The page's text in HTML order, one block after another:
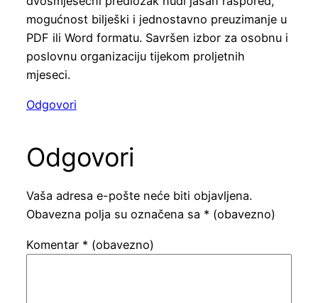
mogućnost bilješki i jednostavno preuzimanje u
PDF ili Word formatu. Savršen izbor za osobnu i
poslovnu organizaciju tijekom proljetnih
mjeseci.
Odgovori
Odgovori
Vaša adresa e-pošte neće biti objavljena.
Obavezna polja su označena sa * (obavezno)
Komentar * (obavezno)